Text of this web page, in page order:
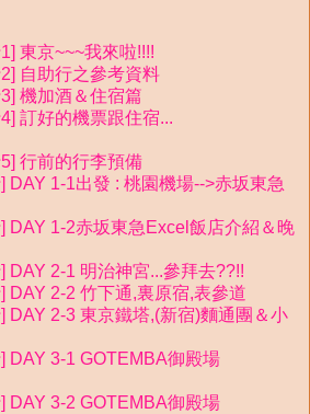
東京~~~我來啦!!!!
自助行之參考資料
機加酒＆住宿篇
訂好的機票跟住宿...
行前的行李預備
DAY 1-1出發 : 桃園機場-->赤坂東急
DAY 1-2赤坂東急Excel飯店介紹＆晚
DAY 2-1 明治神宮...參拜去??!!
DAY 2-2 竹下通,裏原宿,表參道
DAY 2-3 東京鐵塔,(新宿)麵通團＆小
DAY 3-1 GOTEMBA御殿場
DAY 3-2 GOTEMBA御殿場